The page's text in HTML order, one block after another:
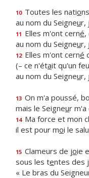
10 Toutes les natio
au nom du Seigneur,
11 Elles m'ont cerné,
au nom du Seigneur,
12 Elles m'ont cerné
(– ce n'était qu'un
au nom du Seigneur,
13 On m'a poussé,
mais le Seigneur m'a
14 Ma force et mon
il est pour moi le
15 Clameurs de joie
sous les tentes des
« Le bras du